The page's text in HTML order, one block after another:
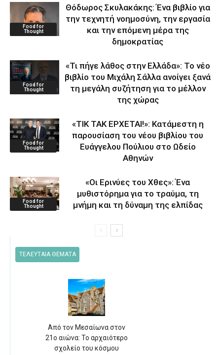
Food for
Thought
Θόδωρος Σκυλακάκης: Ένα βιβλίο για
την τεχνητή νοημοσύνη, την εργασία
και την επόμενη μέρα της
δημοκρατίας
Food for
Thought
«Τι πήγε λάθος στην Ελλάδα»: Το νέο
βιβλίο του Μιχάλη Σάλλα ανοίγει ξανά
τη μεγάλη συζήτηση για το μέλλον
της χώρας
Food for
Thought
«ΤΙΚ ΤΑΚ ΕΡΧΕΤΑΙ!»: Κατάμεστη η
παρουσίαση του νέου βιβλίου του
Ευάγγελου Πούλιου στο Ωδείο
Αθηνών
Food for
Thought
«Οι Ερινύες του Χθες»: Ένα
μυθιστόρημα για το τραύμα, τη
μνήμη και τη δύναμη της ελπίδας
ΤΕΛΕΥΤΑΙΑ ΘΕΜΑΤΑ
Από τον Μεσαίωνα στον
21ο αιώνα: Το αρχαιότερο
σχολείο του κόσμου